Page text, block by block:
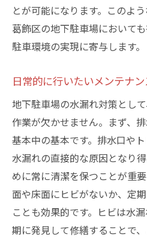
とが可能になります。このよ
葛飾区の地下駐車場において
駐車環境の実現に寄与します。
日常的に行いたいメンテナ
地下駐車場の水漏れ対策とし
作業が欠かせません。まず、
基本中の基本です。排水口やト
水漏れの直接的な原因となり
めに常に清潔を保つことが重
面や床面にヒビがないか、定
ことも効果的です。ヒビは水
期に発見して修繕することで